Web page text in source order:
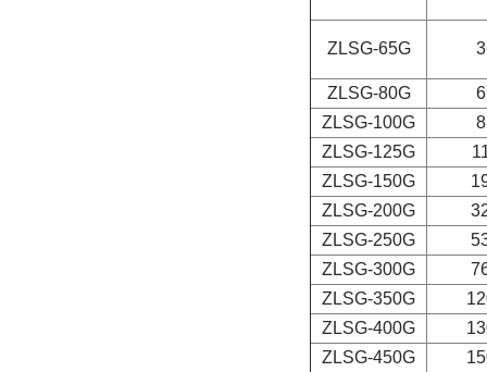
ZLSG-65G
ZLSG-80G
ZLSG-100G
ZLSG-125G
ZLSG-150G
ZLSG-200G
ZLSG-250G
ZLSG-300G
ZLSG-350G
ZLSG-400G
ZLSG-450G